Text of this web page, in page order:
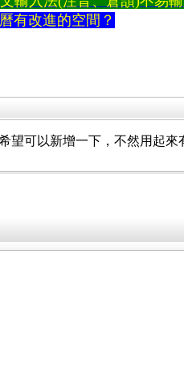
有改進的空間？
望可以新增一下，不然用起來